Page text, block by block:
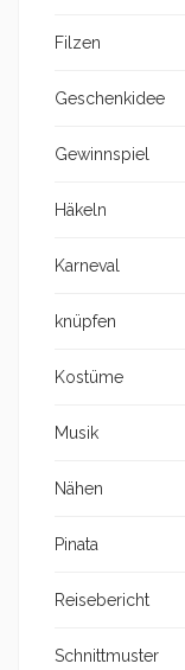
Filzen
Geschenkidee
Gewinnspiel
Häkeln
Karneval
knüpfen
Kostüme
Musik
Nähen
Pinata
Reisebericht
Schnittmuster